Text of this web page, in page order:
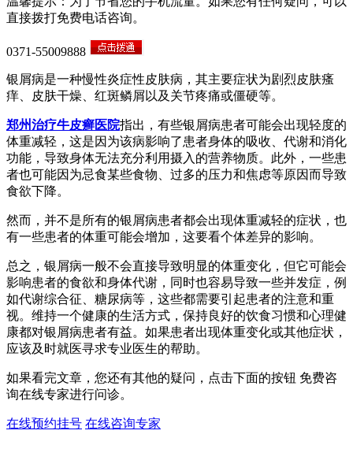
直接拨打免费电话咨询。
0371-55009888
银屑病是一种慢性炎症性皮肤病，其主要症状为剧烈皮肤瘙
痒、皮肤干燥、红斑鳞屑以及关节疼痛或僵硬等。
郑州治疗牛皮癣医院指出，有些银屑病患者可能会出现轻度的
体重减轻，这是因为该病影响了患者身体的吸收、代谢和消化
功能，导致身体无法充分利用摄入的营养物质。此外，一些患
者也可能因为忌食某些食物、过多的压力和焦虑等原因而导致
食欲下降。
然而，并不是所有的银屑病患者都会出现体重减轻的症状，也
有一些患者的体重可能会增加，这要看个体差异的影响。
总之，银屑病一般不会直接导致明显的体重变化，但它可能会
影响患者的食欲和身体代谢，同时也容易导致一些并发症，例
如代谢综合征、糖尿病等，这些都需要引起患者的注意和重
视。维持一个健康的生活方式，保持良好的饮食习惯和心理健
康都对银屑病患者有益。如果患者出现体重变化或其他症状，
应该及时就医寻求专业医生的帮助。
如果看完文章，您还有其他的疑问，点击下面的按钮 免费咨
询在线专家进行问诊。
在线预约挂号 在线咨询专家